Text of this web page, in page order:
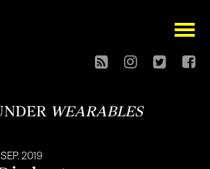
open
WEARABLES
SEP. 2019